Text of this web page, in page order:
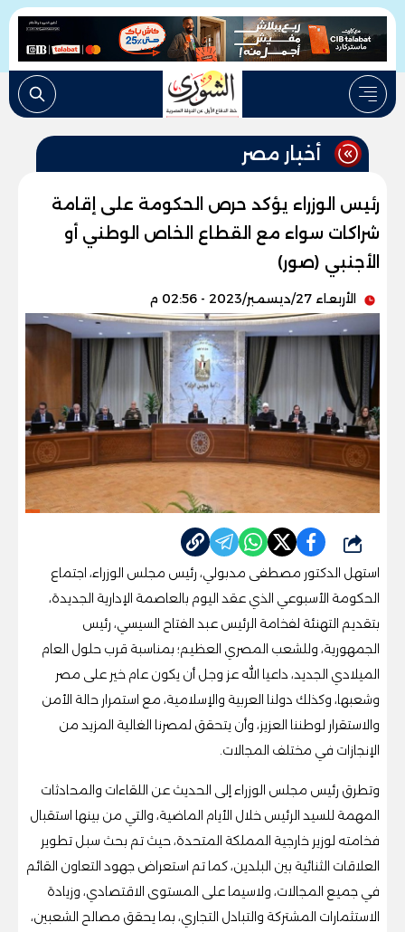
أخبار مصر
رئيس الوزراء يؤكد حرص الحكومة على إقامة
شراكات سواء مع القطاع الخاص الوطني أو
الأجنبي (صور)
الأربعاء 27/ديسمبر/2023 - 02:56 م
شارك
استهل الدكتور مصطفى مدبولي، رئيس مجلس الوزراء، اجتماع
الحكومة الأسبوعي الذي عقد اليوم بالعاصمة الإدارية الجديدة،
بتقديم التهنئة لفخامة الرئيس عبد الفتاح السيسي، رئيس
الجمهورية، وللشعب المصري العظيم؛ بمناسبة قرب حلول العام
الميلادي الجديد، داعيا الله عز وجل أن يكون عام خير على مصر
وشعبها، وكذلك دولنا العربية والإسلامية، مع استمرار حالة الأمن
والاستقرار لوطننا العزيز، وأن يتحقق لمصرنا الغالية المزيد من
الإنجازات في مختلف المجالات.
وتطرق رئيس مجلس الوزراء إلى الحديث عن اللقاءات والمحادثات
المهمة للسيد الرئيس خلال الأيام الماضية، والتي من بينها استقبال
فخامته لوزير خارجية المملكة المتحدة، حيث تم بحث سبل تطوير
العلاقات الثنائية بين البلدين، كما تم استعراض جهود التعاون القائم
في جميع المجالات، ولاسيما على المستوى الاقتصادي، وزيادة
الاستثمارات المشتركة والتبادل التجاري، بما يحقق مصالح الشعبين،